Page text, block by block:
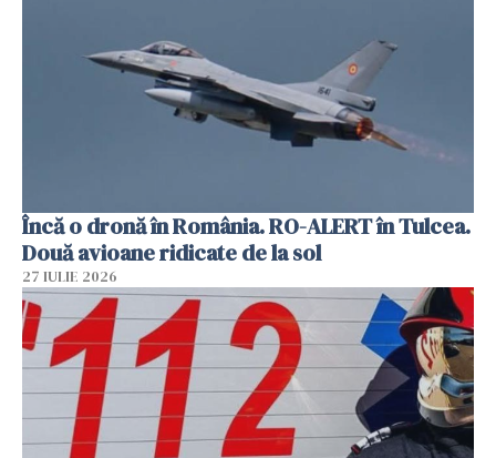
Încă o dronă în România. RO-ALERT în Tulcea.
Două avioane ridicate de la sol
27 IULIE 2026